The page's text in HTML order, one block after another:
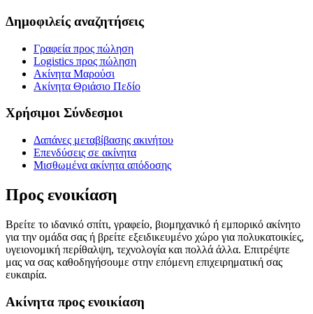
Δημοφιλείς αναζητήσεις
Γραφεία προς πώληση
Logistics προς πώληση
Ακίνητα Μαρούσι
Ακίνητα Θριάσιο Πεδίο
Χρήσιμοι Σύνδεσμοι
Δαπάνες μεταβίβασης ακινήτου
Επενδύσεις σε ακίνητα
Μισθωμένα ακίνητα απόδοσης
Προς ενοικίαση
Βρείτε το ιδανικό σπίτι, γραφείο, βιομηχανικό ή εμπορικό ακίνητο
για την ομάδα σας ή βρείτε εξειδικευμένο χώρο για πολυκατοικίες,
υγειονομική περίθαλψη, τεχνολογία και πολλά άλλα. Επιτρέψτε
μας να σας καθοδηγήσουμε στην επόμενη επιχειρηματική σας
ευκαιρία.
Ακίνητα προς ενοικίαση